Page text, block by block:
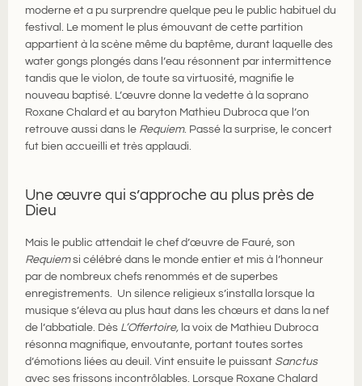
moderne et a pu surprendre quelque peu le public habituel du
festival. Le moment le plus émouvant de cette partition
appartient à la scène même du baptême, durant laquelle des
water gongs plongés dans l’eau résonnent par intermittence
tandis que le violon, de toute sa virtuosité, magnifie le
nouveau baptisé. L’œuvre donne la vedette à la soprano
Roxane Chalard et au baryton Mathieu Dubroca que l’on
retrouve aussi dans le Requiem. Passé la surprise, le concert
fut bien accueilli et très applaudi.
Une œuvre qui s’approche au plus près de
Dieu
Mais le public attendait le chef d’œuvre de Fauré, son
Requiemsi célébré dans le monde entier et mis à l’honneur
par de nombreux chefs renommés et de superbes
enregistrements. Un silence religieux s’installa lorsque la
musique s’éleva au plus haut dans les chœurs et dans la nef
de l’abbatiale. Dès L’Offertoire, la voix de Mathieu Dubroca
résonna magnifique, envoutante, portant toutes sortes
d’émotions liées au deuil. Vint ensuite le puissant Sanctus
avec ses frissons incontrôlables. Lorsque Roxane Chalard